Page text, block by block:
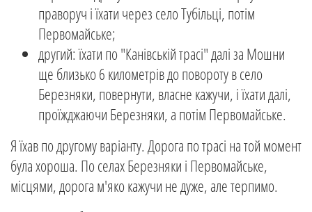
праворуч і їхати через село Тубільці, потім
Первомайське;
другий: їхати по "Канівській трасі" далі за Мошни
ще близько 6 километрів до повороту в село
Березняки, повернути, власне кажучи, і їхати далі,
проїжджаючи Березняки, а потім Первомайське.
Я їхав по другому варіанту. Дорога по трасі на той момент
була хороша. По селах Березняки і Первомайське,
місцями, дорога м'яко кажучи не дуже, але терпимо.